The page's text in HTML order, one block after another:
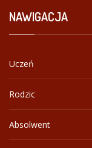
NAWIGACJA
Uczeń
Rodzic
Absolwent